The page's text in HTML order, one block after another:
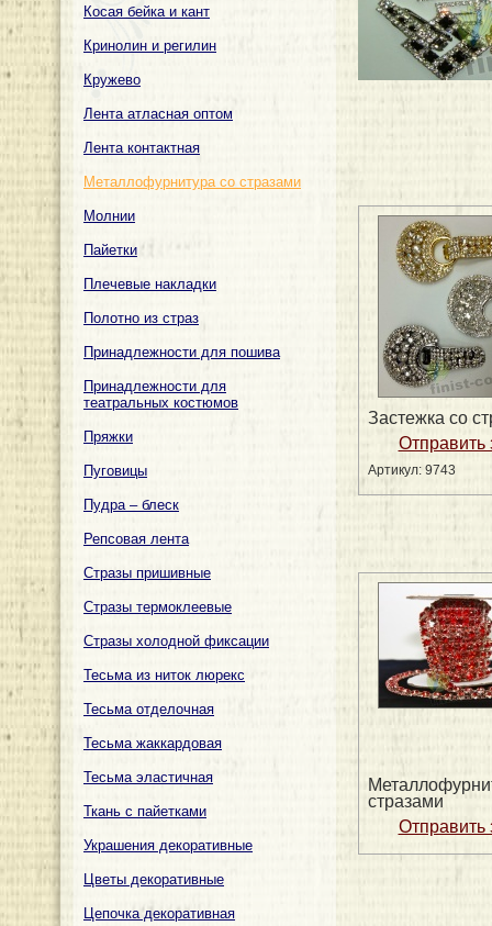
Косая бейка и кант
Кринолин и регилин
Кружево
Лента атласная оптом
Лента контактная
Металлофурнитура со стразами
Молнии
Пайетки
Плечевые накладки
Полотно из страз
Принадлежности для пошива
Принадлежности для
театральных костюмов
Пряжки
Пуговицы
Пудра – блеск
Репсовая лента
Стразы пришивные
Стразы термоклеевые
Стразы холодной фиксации
Тесьма из ниток люрекс
Тесьма отделочная
Тесьма жаккардовая
Тесьма эластичная
Ткань с пайетками
Украшения декоративные
Цветы декоративные
Цепочка декоративная
Застежка со
Артикул: 9743
стразами